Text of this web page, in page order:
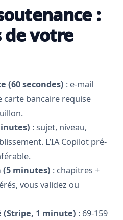
:
de votre
(60 secondes) : e-mail
carte bancaire requise
: sujet, niveau,
L’IA Copilot pré-
minutes) : chapitres +
vous validez ou
(Stripe, 1 minute) : 69-159